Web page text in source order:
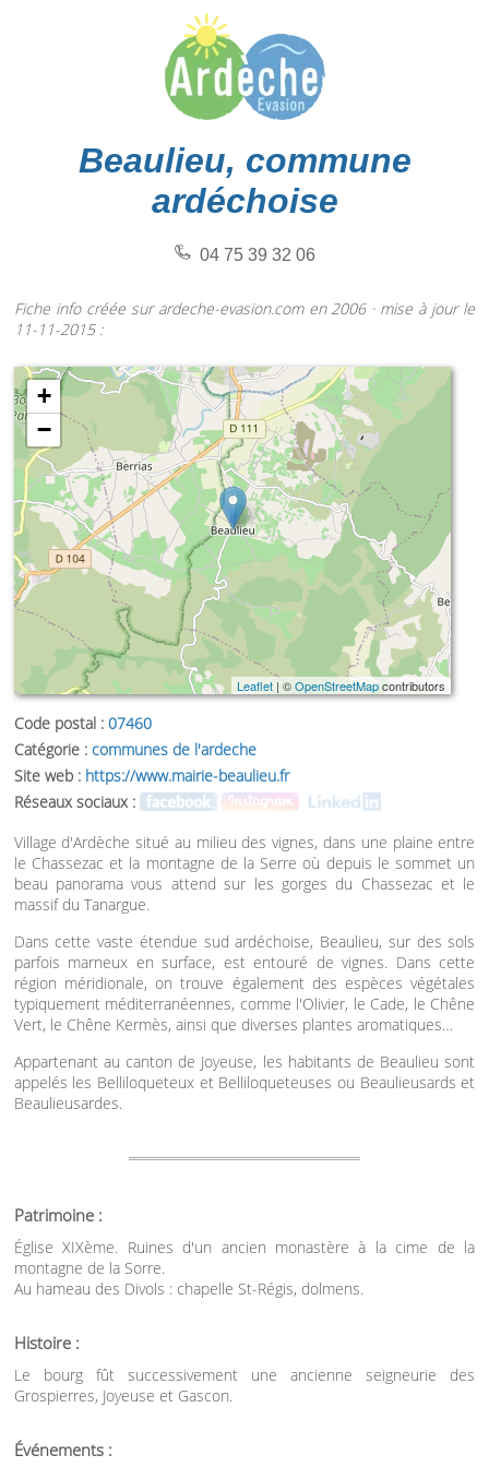
Beaulieu, commune
ardéchoise
04 75 39 32 06
Fiche info créée sur ardeche-evasion.com en 2006 · mise à jour le
11-11-2015 :
+
−
Leaflet| ©OpenStreetMapcontributors
Code postal : 07460
Catégorie : communes de l'ardeche
Site web : https://www.mairie-beaulieu.fr
Réseaux sociaux :
Village d'Ardèche situé au milieu des vignes, dans une plaine entre
le Chassezac et la montagne de la Serre où depuis le sommet un
beau panorama vous attend sur les gorges du Chassezac et le
massif du Tanargue.
Dans cette vaste étendue sud ardéchoise, Beaulieu, sur des sols
parfois marneux en surface, est entouré de vignes. Dans cette
région méridionale, on trouve également des espèces végétales
typiquement méditerranéennes, comme l'Olivier, le Cade, le Chêne
Vert, le Chêne Kermès, ainsi que diverses plantes aromatiques…
Appartenant au canton de Joyeuse, les habitants de Beaulieu sont
appelés les Belliloqueteux et Belliloqueteuses ou Beaulieusards et
Beaulieusardes.
Patrimoine :
Église XIXème. Ruines d'un ancien monastère à la cime de la
montagne de la Sorre.
Au hameau des Divols : chapelle St-Régis, dolmens.
Histoire :
Le bourg fût successivement une ancienne seigneurie des
Grospierres, Joyeuse et Gascon.
Événements :